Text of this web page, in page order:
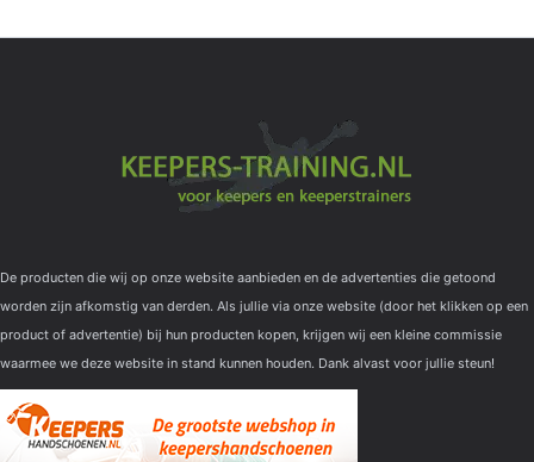
De producten die wij op onze website aanbieden en de advertenties die getoond
worden zijn afkomstig van derden. Als jullie via onze website (door het klikken op een
product of advertentie) bij hun producten kopen, krijgen wij een kleine commissie
waarmee we deze website in stand kunnen houden. Dank alvast voor jullie steun!